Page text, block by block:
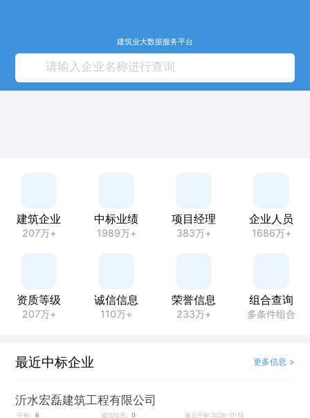
建筑业大数据服务平台
建筑企业
207万+
中标业绩
1989万+
项目经理
383万+
企业人员
1686万+
资质等级
207万+
诚信信息
110万+
荣誉信息
233万+
组合查询
多条件组合
最近中标企业 更多信息 >
沂水宏磊建筑工程有限公司
中标: 6 诚信信息: 0 最近中标:2026-11-18